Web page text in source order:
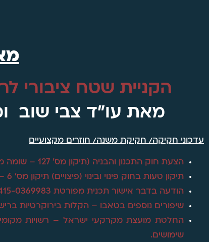
הקניית שטח ציבורי
מאת עו"ד צבי שוב
עדכוני חקיקה/ חקיקת משנה/ חוזרים מקצועיים
הצעת חוק התכנון והבניה (תיקון מס' 127 – שומה מתקנת מוסכמת).
תיקון טעות בחוק פינוי ובינוי (פיצויים) תיקון מס' 6 – התשע"ח – 2018 – דייר סרבן.
הודעה בדבר אישור תכנית מפורטת 415-0369983 – אצטדיון רמלה – שכונת מגורים.
שיפורים נוספים בטאבו – הקלות בירוקרטיות
החלטת מועצת מקרקעי ישראל – רשויות מקומיות
שימושים.